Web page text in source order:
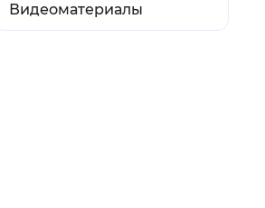
Видеоматериалы